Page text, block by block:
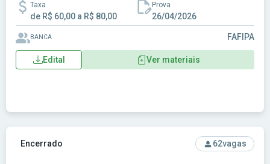
Taxa
de R$ 60,00 a R$ 80,00
Prova
26/04/2026
BANCA FAFIPA
Edital Ver materiais
Ver concurso: Câmara de Goiânia - GO - Câmara Municipal
Encerrado 62vagas